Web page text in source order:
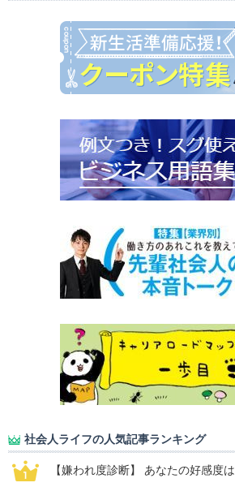
社会人ライフの人気記事ランキング
【嫌われ度診断】 あなたの好感度